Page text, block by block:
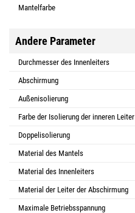
Mantelfarbe
Andere Parameter
Durchmesser des Innenleiters
Abschirmung
Außenisolierung
Farbe der Isolierung der inneren Leiter
Doppelisolierung
Material des Mantels
Material des Innenleiters
Material der Leiter der Abschirmung
Maximale Betriebsspannung